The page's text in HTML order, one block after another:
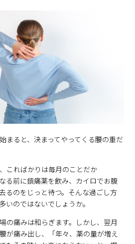
まると、決まってやってくる腰の重だ
こればかりは毎月のことだか
前に鎮痛薬を飲み、カイロでお腹
るのをじっと待つ。そんな過ごし方
いのではないでしょうか。
の痛みは和らぎます。しかし、翌月
が痛み出し、「年々、薬の量が増え